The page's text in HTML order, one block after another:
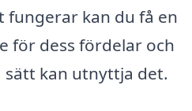
fungerar kan du få en
för dess fördelar och
sätt kan utnyttja det.